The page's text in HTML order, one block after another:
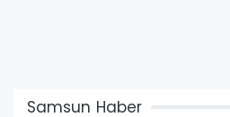
Samsun Haber